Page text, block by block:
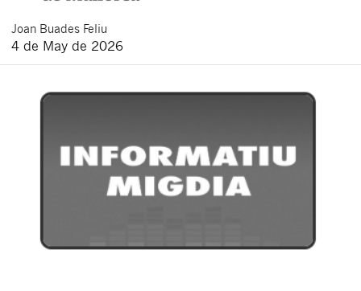
Joan Buades Feliu
4 de May de 2026